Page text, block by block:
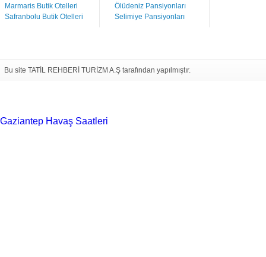
Marmaris Butik Otelleri
Safranbolu Butik Otelleri
Ölüdeniz Pansiyonları
Selimiye Pansiyonları
Bu site TATİL REHBERİ TURİZM A.Ş tarafından yapılmıştır.
Gaziantep Havaş Saatleri